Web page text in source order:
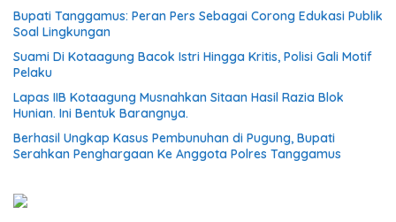
Bupati Tanggamus: Peran Pers Sebagai Corong Edukasi Publik
Soal Lingkungan
Suami Di Kotaagung Bacok Istri Hingga Kritis, Polisi Gali Motif
Pelaku
Lapas IIB Kotaagung Musnahkan Sitaan Hasil Razia Blok
Hunian. Ini Bentuk Barangnya.
Berhasil Ungkap Kasus Pembunuhan di Pugung, Bupati
Serahkan Penghargaan Ke Anggota Polres Tanggamus